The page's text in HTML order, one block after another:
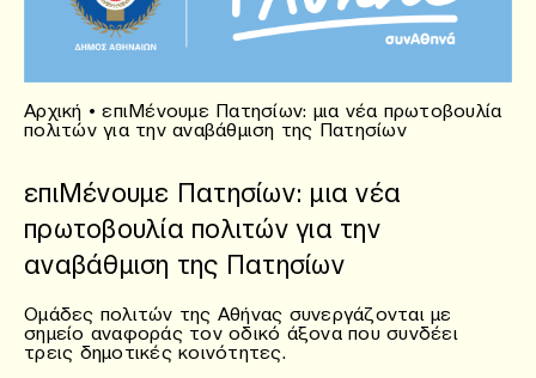
Αρχική •επιΜένουμε Πατησίων: μια νέα πρωτοβουλία
πολιτών για την αναβάθμιση της Πατησίων
επιΜένουμε Πατησίων: μια νέα
πρωτοβουλία πολιτών για την
αναβάθμιση της Πατησίων
Ομάδες πολιτών της Αθήνας συνεργάζονται με
σημείο αναφοράς τον οδικό άξονα που συνδέει
τρεις δημοτικές κοινότητες.